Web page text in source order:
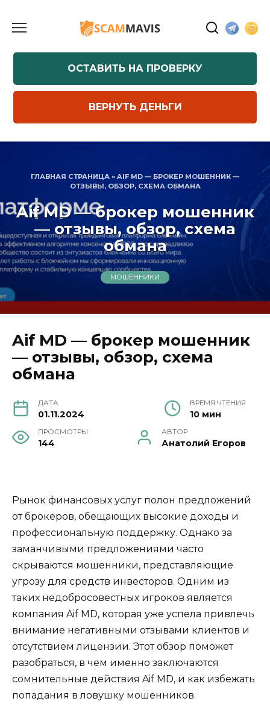
содержанию
ОСТАВИТЬ НА ПРОВЕРКУ
ВЕРНУТЬ ДЕНЬГИ
ГЛАВНАЯ СТРАНИЦА » AIF MD — БРОКЕР МОШЕННИК —
ОТЗЫВЫ, ОБЗОР, СХЕМА ОБМАНА
Aif MD — брокер мошенник
— отзывы, обзор, схема
обмана
МОШЕННИКИ
Aif MD — брокер мошенник
— отзывы, обзор, схема
обмана
ДАТА
01.11.2024
ВРЕМЯ ЧТЕНИЯ
10 мин
ПРОСМОТРЫ
144
АВТОР
Анатолий Егоров
Рынок финансовых услуг полон предложений
от брокеров, обещающих высокие доходы и
профессиональную поддержку. Однако за
заманчивыми предложениями часто
скрываются мошенники, представляющие
угрозу для средств инвесторов. Одним из
таких недобросовестных игроков является
компания Aif MD, которая уже успела привлечь
внимание негативными отзывами клиентов и
отсутствием лицензии. Этот обзор поможет
разобраться, в чем именно заключаются
сомнительные действия Aif MD, и как избежать
попадания в ловушку мошенников.